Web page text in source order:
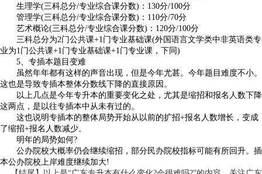
生理学(三科总分/专业综合课分数)：130分/100分
管理学(三科总分/专业综合课分数)：110分/70分
艺术概论(三科总分/专业综合课分数)：120分/100分
三科总分为2门公共课+1门专业基础课(外国语言文学类中非英语类专
业为1门公共课+1门专业基础课+1门专业课，下同)
5、专插本题目变难
虽然年年都有这样的声音出现，但是今年尤甚。今年题目难度不小。
这也是导致专插本整体分数线下降的直接原因。
以上几点是今年专升本的重要变化之处，尤其是缩招和报名人数下降
这两点，是以往专插本中从未有过的。
这也说明专插本的整体局势开始从以前的扩招+报名人数增长，变成
了缩招+报名人数减少。
明年的局势如何?
公办院校大概率仍会继续缩招，部分民办院校指标可能有所回升。插
本公办院校上岸难度继续加大!